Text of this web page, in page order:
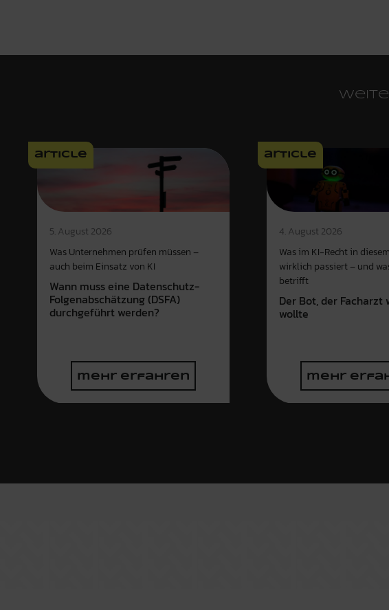
article
5. August 2026
Was Unternehmen prüfen müssen –
auch beim Einsatz von KI
Wann muss eine Datenschutz-
Folgenabschätzung (DSFA)
durchgeführt werden?
mehr erfahren
article
4. August 2026
Was im KI-Recht in
wirklich passiert – und
betrifft
Der Bot, der Facharzt
wollte
mehr